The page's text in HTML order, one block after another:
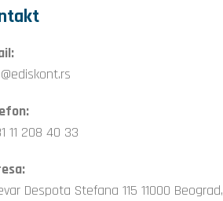
11 208 40 33
Despota Stefana 115 11000 Beograd,